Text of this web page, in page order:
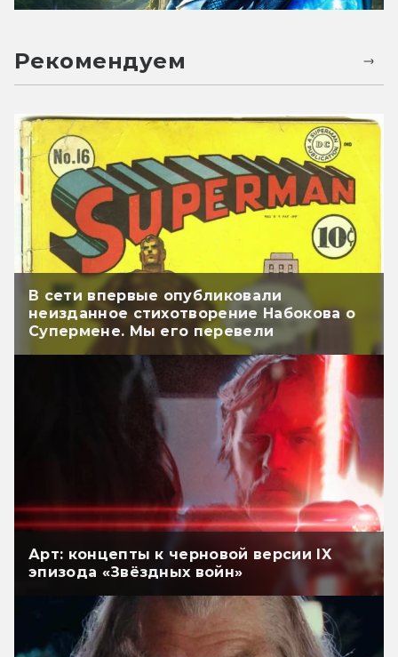
Рекомендуем
В сети впервые опубликовали
неизданное стихотворение Набокова о
Супермене. Мы его перевели
Арт: концепты к черновой версии IX
эпизода «Звёздных войн»